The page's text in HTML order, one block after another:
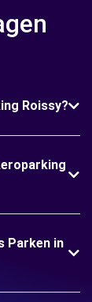
Roissy?
Parken in